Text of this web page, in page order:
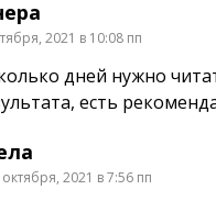
2021 в 10:08 пп
дней нужно
есть
2021 в 7:56 пп